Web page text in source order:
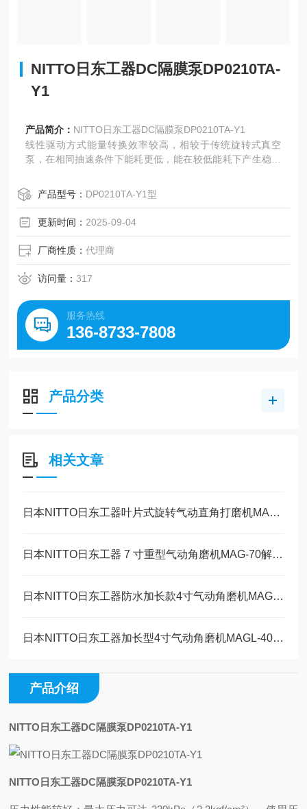
NITTO日东工器DC隔膜泵DP0210TA-
Y1
产品简介： NITTO日东工器DC隔膜泵DP0210TA-Y1
线性驱动方式能量转换效率较高，相较于传统旋转式真空
泵，在相同抽速条件下能耗更低，能在较低能耗下产生稳定
产品型号： DP0210TA-Y1型
更新时间： 2025-09-04
厂商性质：代理商
访问量：317
服务热线
136-8733-7808
产品分类
相关文章
日本NITTO日东工器叶片式旋转气动直角打磨机MAS-20B工作原理
日本NITTO日东工器 7 寸重型气动角磨机MAG-70解决方案
日本NITTO日东工器防水加长款4寸气动角磨机MAGW-40维修保养
日本NITTO日东工器加长型4寸气动角磨机MAGL-40技术参数
产品介绍
NITTO日东工器DC隔膜泵DP0210TA-Y1
NITTO日东工器DC隔膜泵DP0210TA-Y1